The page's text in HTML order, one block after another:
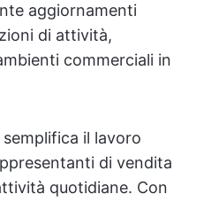
aggiornamenti
di attività,
commerciali in
semplifica il lavoro
di vendita
quotidiane. Con